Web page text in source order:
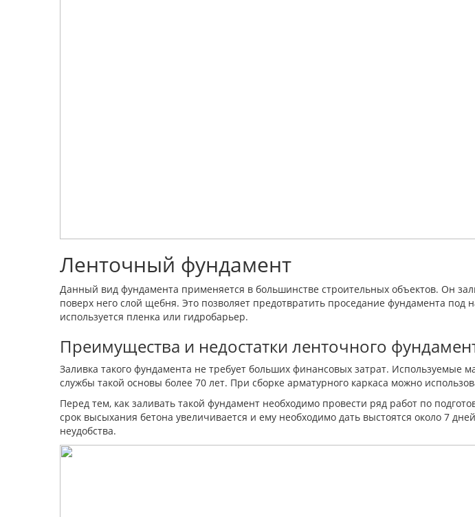
Ленточный фундамент
Данный вид фундамента применяется в большинстве строительных объектов. Он
поверх него слой щебня. Это позволяет предотвратить проседание фундамента
используется пленка или гидробарьер.
Преимущества и недостатки ленточного
Заливка такого фундамента не требует больших финансовых затрат. Используемые
службы такой основы более 70 лет. При сборке арматурного каркаса можно
Перед тем, как заливать такой фундамент необходимо провести ряд работ по
срок высыхания бетона увеличивается и ему необходимо дать выстоятся около 7
неудобства.